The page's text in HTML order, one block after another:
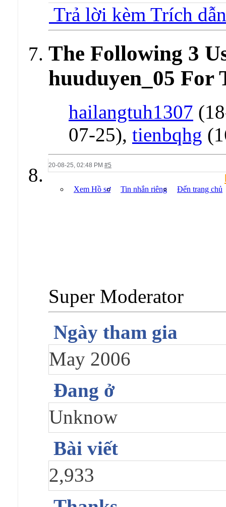
Trả lời kèm Trích dẫn
The Following 3
huuduyen_05 For
hailangtuh1307
07-25), tienbqhg
20-08-25, 02:48 PM #5
Xem Hồ sơ Tin nhắn riêng Đến trang chủ
Super Moderator
Ngày tham gia
May 2006
Đang ở
Unknow
Bài viết
2,933